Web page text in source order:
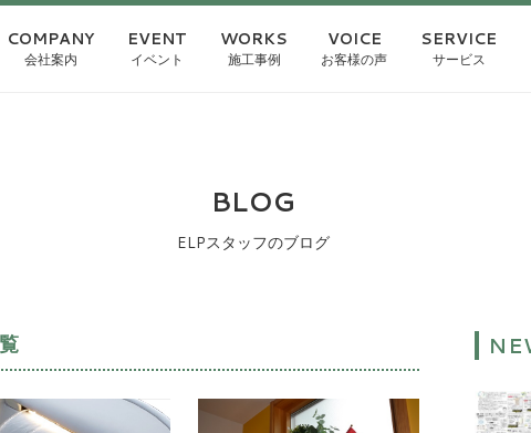
COMPANY
会社案内
EVENT
イベント
WORKS
施工事例
VOICE
お客様の声
SERVICE
サービス
BLOG
ELPスタッフのブログ